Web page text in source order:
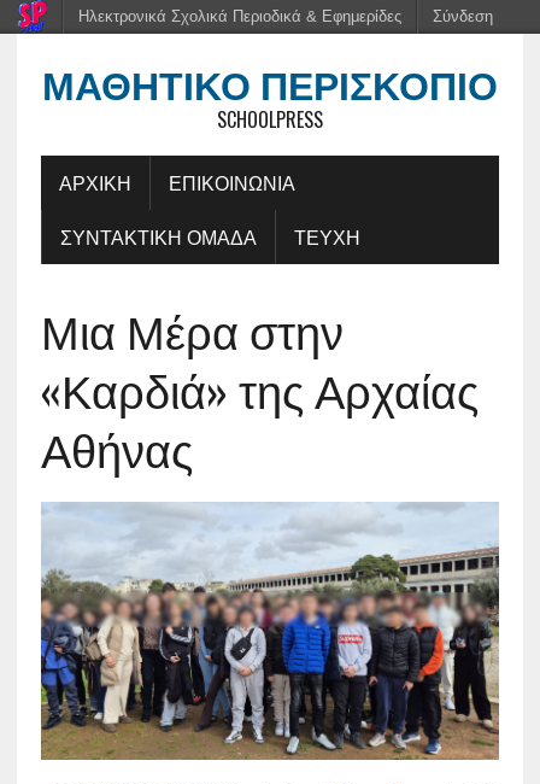
ΜΑΘΗΤΙΚΌ ΠΕΡΙΣΚΌΠΙΟ
SCHOOLPRESS
ΑΡΧΙΚΗ
ΕΠΙΚΟΙΝΩΝΙΑ
ΣΥΝΤΑΚΤΙΚΗ ΟΜΑΔΑ
ΤΕΥΧΗ
Μια Μέρα στην
«Καρδιά» της Αρχαίας
Αθήνας
Ηλεκτρονικά Σχολικά Περιοδικά & Εφημερίδες Σύνδεση